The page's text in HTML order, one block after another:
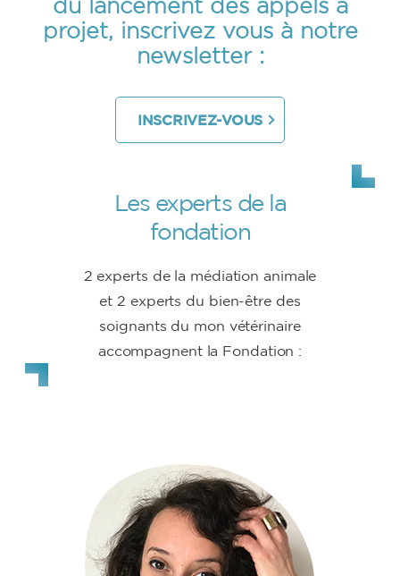
du lancement des appels à
projet, inscrivez vous à notre
newsletter :
INSCRIVEZ-VOUS
Les experts de la
fondation
2 experts de la médiation animale
et 2 experts du bien-être des
soignants du mon vétérinaire
accompagnent la Fondation :